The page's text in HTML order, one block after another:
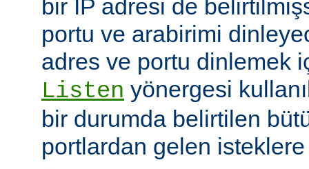
bir IP adresi de
portu ve arabirimi
adres ve portu dinlemek
Listen yönergesi
bir durumda belirtilen
portlardan gelen isteklere